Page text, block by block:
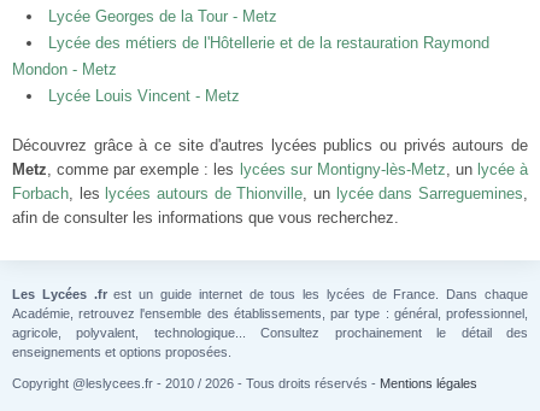
Lycée Georges de la Tour - Metz
Lycée des métiers de l'Hôtellerie et de la restauration Raymond
Mondon - Metz
Lycée Louis Vincent - Metz
Découvrez grâce à ce site d'autres lycées publics ou privés autours de
Metz, comme par exemple : les lycées sur Montigny-lès-Metz, un lycée à
Forbach, les lycées autours de Thionville, un lycée dans Sarreguemines,
afin de consulter les informations que vous recherchez.
Les Lycées .frest un guide internet de tous les lycées de France. Dans chaque
Académie, retrouvez l'ensemble des établissements, par type : général, professionnel,
agricole, polyvalent, technologique... Consultez prochainement le détail des
enseignements et options proposées.
Copyright @leslycees.fr - 2010 / 2026 - Tous droits réservés - Mentions légales